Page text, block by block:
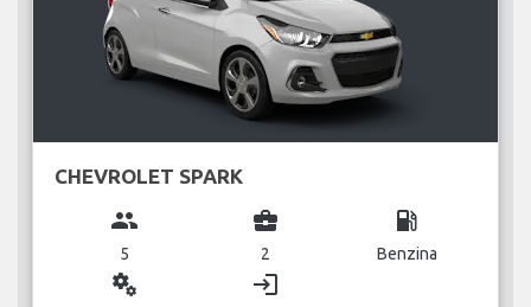
CHEVROLET SPARK
group
5
business_center
2
local_gas_station
Benzina
miscellaneous_services login